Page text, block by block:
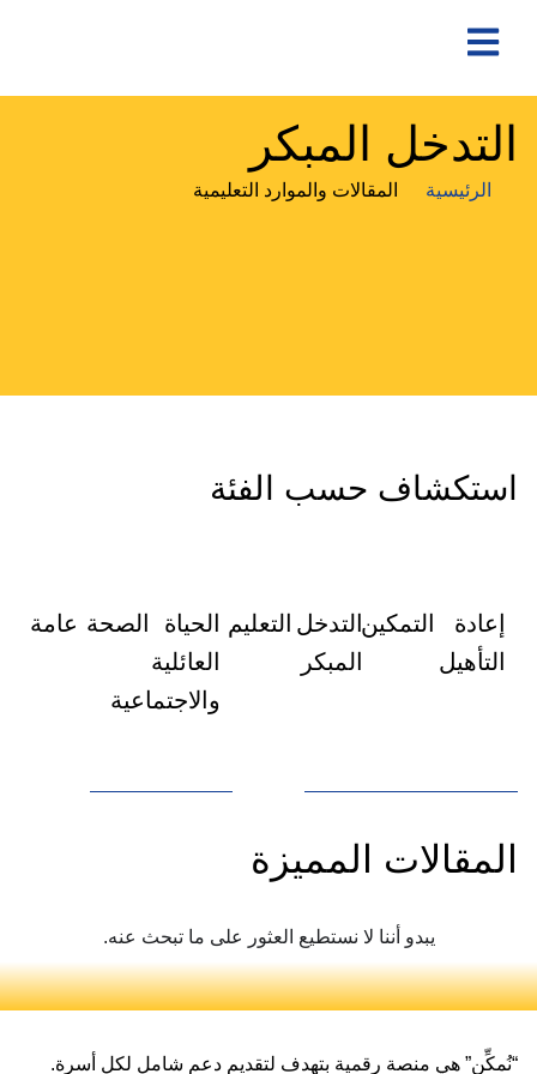
التدخل المبكر
الرئيسية المقالات والموارد التعليمية
استكشاف حسب الفئة
إعادة
التأهيل
التمكينالتدخل
المبكر
التعليم
الحياة
العائلية
والاجتماعية
الصحة عامة
المقالات المميزة
يبدو أننا لا نستطيع العثور على ما تبحث عنه.
“نُمكِّن” هي منصة رقمية بتهدف لتقديم دعم شامل لكل أسرة.